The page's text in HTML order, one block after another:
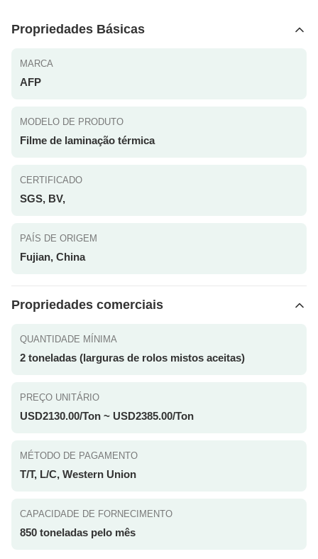
Propriedades Básicas
MARCA
AFP
MODELO DE PRODUTO
Filme de laminação térmica
CERTIFICADO
SGS, BV,
PAÍS DE ORIGEM
Fujian, China
Propriedades comerciais
QUANTIDADE MÍNIMA
2 toneladas (larguras de rolos mistos aceitas)
PREÇO UNITÁRIO
USD2130.00/Ton ~ USD2385.00/Ton
MÉTODO DE PAGAMENTO
T/T, L/C, Western Union
CAPACIDADE DE FORNECIMENTO
850 toneladas pelo mês